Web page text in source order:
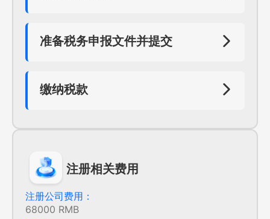
件、公司章程、董事和股东的身份信息等文
件。
准备税务申报文件并提交
发票和其他相关文件。
缴纳税款
注册相关费用
注册公司费用：
68000 RMB